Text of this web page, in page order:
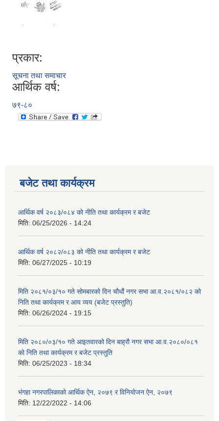
प्रकार:
सूचना तथा समाचार
आर्थिक वर्ष:
७९-८०
बजेट तथा कार्यक्रम
आर्थिक वर्ष २०८३/०८४ को नीति तथा कार्यक्रम र बजेट
मिति: 06/25/2026 - 14:24
आर्थिक वर्ष २०८२/०८३ को नीति तथा कार्यक्रम र बजेट
मिति: 06/27/2025 - 10:19
मिति २०८१/०३/१० गते सोमबारको दिन चौधौं नगर सभा आ.व.२०८१/०८२ को
निति तथा कार्यक्रम र आय व्यय (बजेट प्रस्तुति)
मिति: 06/26/2024 - 19:15
मिति २०८०/०३/१० गते आइतवारको दिन बाह्रौ नगर सभा आ.व.२०८०/०८१
को निति तथा कार्यक्रम र बजेट प्रस्तुति
मिति: 06/25/2023 - 18:34
भंगहा नगरपालिकाको आर्थिक ऐन, २०७९ र विनियोजन ऐन, २०७९
मिति: 12/22/2022 - 14:06